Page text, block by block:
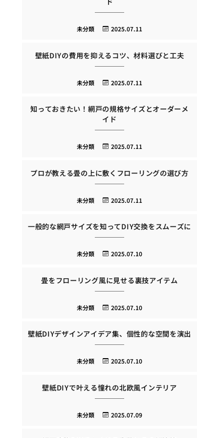
2025.07.11
未分類
壁紙DIYの費用を抑えるコツ、材料選びと工夫
2025.07.11
未分類
知っておきたい！網戸の規格サイズとオーダーメ
イド
2025.07.11
未分類
プロが教える畳の上に敷くフローリングの選び方
2025.07.11
未分類
一般的な網戸サイズを知ってDIY交換をスムーズに
2025.07.10
未分類
畳をフローリング風に見せる裏技アイテム
2025.07.10
未分類
壁紙DIYデザインアイデア集、個性的な空間を演出
2025.07.10
未分類
壁紙DIYで叶える憧れの北欧風インテリア
2025.07.09
未分類